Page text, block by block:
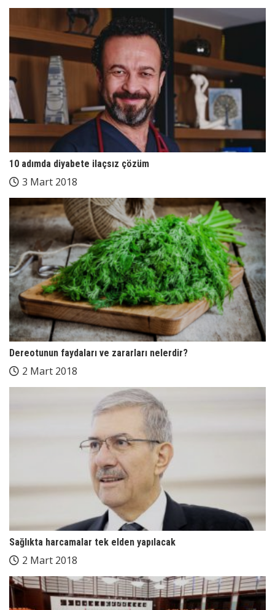
10 adımda diyabete ilaçsız çözüm
3 Mart 2018
Dereotunun faydaları ve zararları nelerdir?
2 Mart 2018
Sağlıkta harcamalar tek elden yapılacak
2 Mart 2018